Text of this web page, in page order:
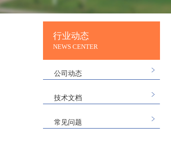
行业动态
NEWS CENTER
公司动态
技术文档
常见问题